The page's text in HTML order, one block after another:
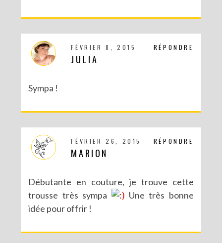
RÉPONDRE
FÉVRIER 8, 2015
JULIA
Sympa !
RÉPONDRE
FÉVRIER 26, 2015
MARION
Débutante en couture, je trouve cette
trousse très sympa
Une très bonne
idée pour offrir !